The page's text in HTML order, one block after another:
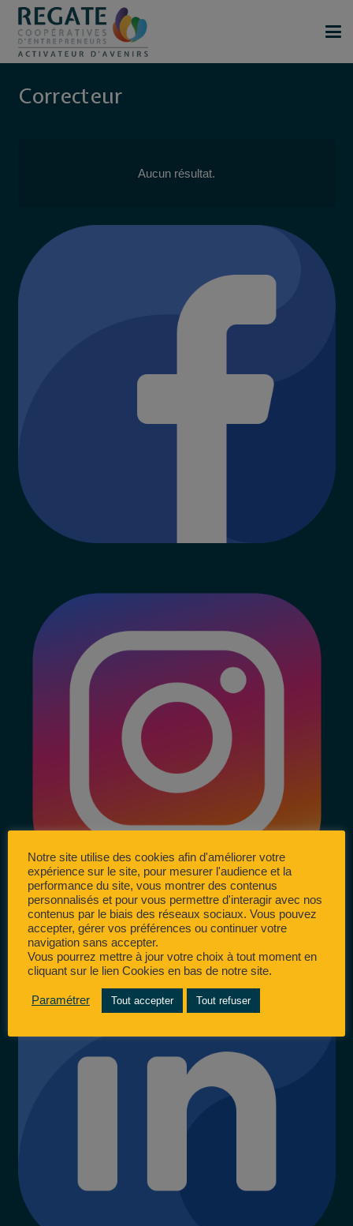
Correcteur
Aucun résultat.
Notre site utilise des cookies afin d'améliorer votre
expérience sur le site, pour mesurer l'audience et la
performance du site, vous montrer des contenus
personnalisés et pour vous permettre d'interagir avec nos
contenus par le biais des réseaux sociaux. Vous pouvez
accepter, gérer vos préférences ou continuer votre
navigation sans accepter.
Vous pourrez mettre à jour votre choix à tout moment en
cliquant sur le lien Cookies en bas de notre site.
Paramétrer Tout accepter Tout refuser